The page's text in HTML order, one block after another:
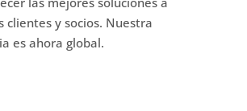
clientes y socios. Nuestra
es ahora global.